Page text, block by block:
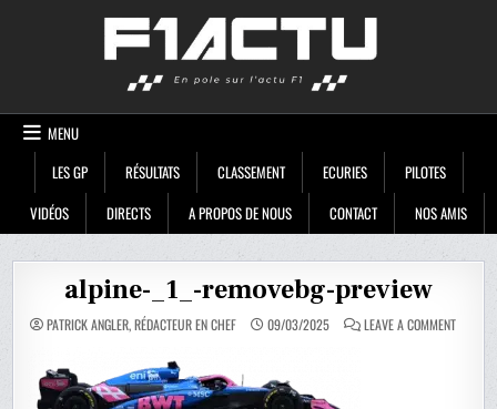
MENU
LES GP
RÉSULTATS CLASSEMENT ECURIES
PILOTES
VIDÉOS
DIRECTS A PROPOS DE NOUS CONTACT NOS AMIS
alpine-_1_-removebg-preview
PATRICK ANGLER, RÉDACTEUR EN CHEF 09/03/2025 LEAVE A COMMENTON